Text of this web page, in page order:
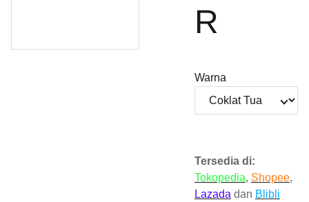
R
Warna
Tersedia di:
Tokopedia, Shopee,
Lazada dan Blibli